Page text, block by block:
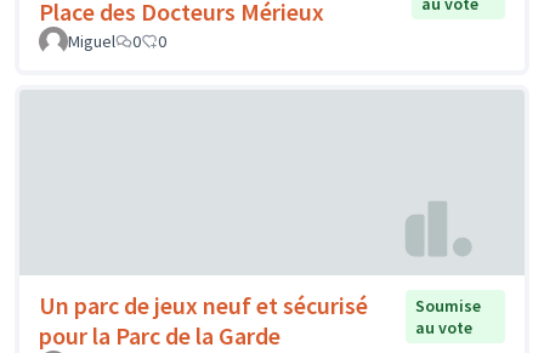
Place des Docteurs Mérieux
Miguel
0 0
Un parc de jeux neuf et sécurisé
pour la Parc de la Garde
Soumise
au vote